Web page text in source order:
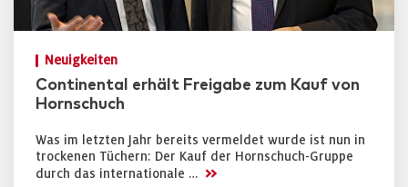
Neuigkeiten
Continental erhält Freigabe zum Kauf von
Hornschuch
Was im letzten Jahr bereits vermeldet wurde ist nun in
trockenen Tüchern: Der Kauf der Hornschuch-Gruppe
durch das internationale … >>